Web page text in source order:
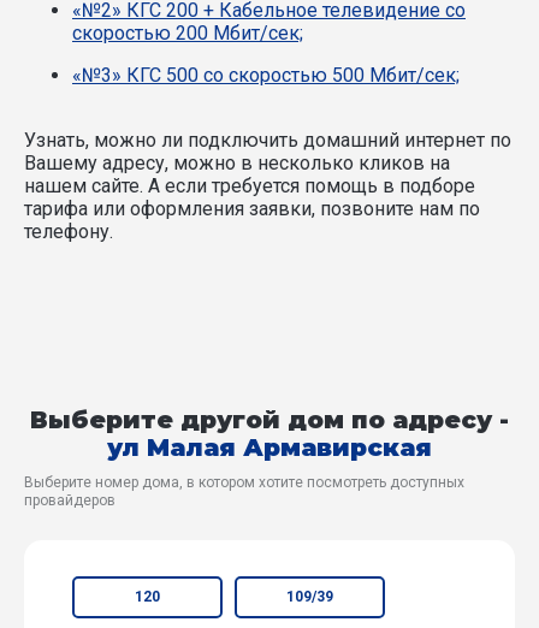
«№2» КГС 200 + Кабельное телевидение со
скоростью 200 Мбит/сек;
«№3» КГС 500 со скоростью 500 Мбит/сек;
Узнать, можно ли подключить домашний интернет по
Вашему адресу, можно в несколько кликов на
нашем сайте. А если требуется помощь в подборе
тарифа или оформления заявки, позвоните нам по
телефону.
Выберите другой дом по адресу -
ул Малая Армавирская
Выберите номер дома, в котором хотите посмотреть доступных
провайдеров
120 109/39